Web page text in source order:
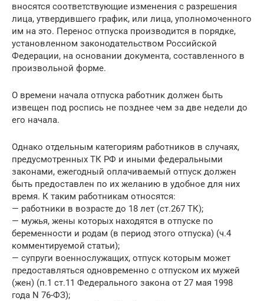
вносятся соответствующие изменения с разрешения
лица, утвердившего график, или лица, уполномоченного
им на это. Перенос отпуска производится в порядке,
установленном законодательством Российской
Федерации, на основании документа, составленного в
произвольной форме.
О времени начала отпуска работник должен быть
извещен под роспись не позднее чем за две недели до
его начала.
Однако отдельным категориям работников в случаях,
предусмотренных ТК РФ и иными федеральными
законами, ежегодный оплачиваемый отпуск должен
быть предоставлен по их желанию в удобное для них
время. К таким работникам относятся:
— работники в возрасте до 18 лет (ст.267 ТК);
— мужья, жены которых находятся в отпуске по
беременности и родам (в период этого отпуска) (ч.4
комментируемой статьи);
— супруги военнослужащих, отпуск которым может
предоставляться одновременно с отпуском их мужей
(жен) (п.1 ст.11 Федерального закона от 27 мая 1998
года N 76-ФЗ);